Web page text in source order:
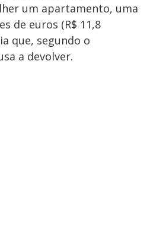
um apartamento, uma
de euros (R$ 11,8
que, segundo o
a devolver.